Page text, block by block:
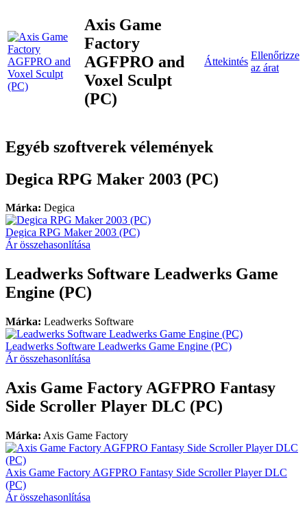
Axis Game
Factory
AGFPRO and
Voxel Sculpt
(PC)
Áttekintés
Ellenőrizze
az árat
Egyéb szoftverek vélemények
Degica RPG Maker 2003 (PC)
Márka: Degica
Degica RPG Maker 2003 (PC)
Ár összehasonlítása
Leadwerks Software Leadwerks Game
Engine (PC)
Márka: Leadwerks Software
Leadwerks Software Leadwerks Game Engine (PC)
Ár összehasonlítása
Axis Game Factory AGFPRO Fantasy
Side Scroller Player DLC (PC)
Márka: Axis Game Factory
Axis Game Factory AGFPRO Fantasy Side Scroller Player DLC
(PC)
Ár összehasonlítása